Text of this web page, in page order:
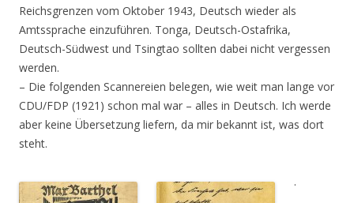
Reichsgrenzen vom Oktober 1943, Deutsch wieder als
Amtssprache einzuführen. Tonga, Deutsch-Ostafrika,
Deutsch-Südwest und Tsingtao sollten dabei nicht vergessen
werden.
– Die folgenden Scannereien belegen, wie weit man lange vor
CDU/FDP (1921) schon mal war – alles in Deutsch. Ich werde
aber keine Übersetzung liefern, da mir bekannt ist, was dort
steht.
.